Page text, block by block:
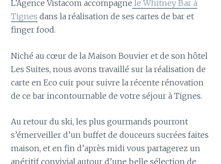
L’Agence Vistacom accompagne le Whitney Bar à
Tignes dans la réalisation de ses cartes de bar et
finger food.
Niché au cœur de la Maison Bouvier et de son hôtel
Les Suites, nous avons travaillé sur la réalisation de
carte en Eco cuir pour suivre la récente rénovation
de ce bar incontournable de votre séjour à Tignes.
Au retour du ski, les plus gourmands pourront
s’émerveiller d’un buffet de douceurs sucrées faites
maison, et en fin d’après midi vous partagerez un
apéritif convivial autour d’une belle sélection de